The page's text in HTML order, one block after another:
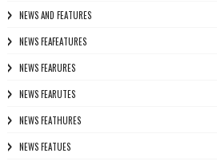
NEWS AND FEATURES
NEWS FEAFEATURES
NEWS FEARURES
NEWS FEARUTES
NEWS FEATHURES
NEWS FEATUES